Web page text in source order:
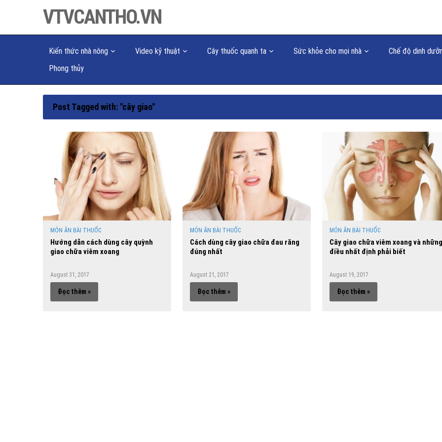
VTVCANTHO.VN
Kiến thức nhà nông Video kỹ thuật Cây thuốc quanh ta Sức khỏe cho mọi nhà
Chế độ dinh
Phong thủy
Post Tagged with: "cây giao"
MÓN ĂN BÀI THUỐC
Hướng dẫn cách dùng cây quỳnh
giao chữa viêm xoang
August 31, 2017
Đọc thêm »
MÓN ĂN BÀI THUỐC
Cách dùng cây giao chữa đau răng
đúng nhất
August 21, 2017
Đọc thêm »
MÓN ĂN BÀI THUỐC
Cây giao chữa viêm xoang và những
điều nhất định phải biết
August 19, 2017
Đọc thêm »